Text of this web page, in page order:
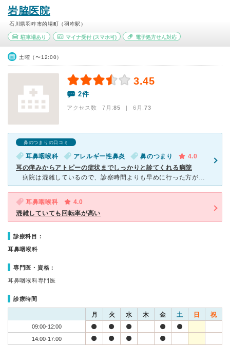
岩脇医院
石川県羽咋市的場町（羽咋駅）
駐車場あり マイナ受付(スマホ可) 電子処方せん対応
土曜（〜12:00）
3.45
2件
アクセス数 7月:85 | 6月:73
鼻のつまりの口コミ
耳鼻咽喉科 アレルギー性鼻炎 鼻のつまり
4.0
耳の痒みからアトピーの症状までしっかりと診てくれる病院
病院は混雑しているので、診察時間よりも早めに行った方が良いです。 石川県羽咋郡に帰省していたときに、耳が痒くなったときに受診していました。先生は冗談も交えながら気持ちを和らげてくれます。診察室で
耳鼻咽喉科
4.0
混雑していても回転率が高い
診療科目：
耳鼻咽喉科
専門医・資格：
耳鼻咽喉科専門医
診療時間
月 火 水 木 金 土 日 祝
09:00-12:00
14:00-17:00